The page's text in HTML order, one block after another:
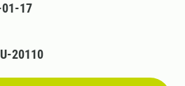
17
20110